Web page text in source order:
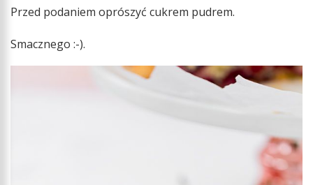
Przed podaniem oprószyć cukrem pudrem.
Smacznego :-).